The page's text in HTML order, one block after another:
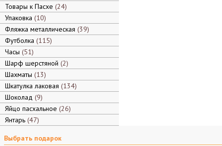
Товары к Пасхе 24
Упаковка 10
Фляжка металлическая 39
Футболка 115
Часы 51
Шарф шерстяной 2
Шахматы 13
Шкатулка лаковая 134
Шоколад 9
Яйцо пасхальное 26
Янтарь 47
Выбрать подарок